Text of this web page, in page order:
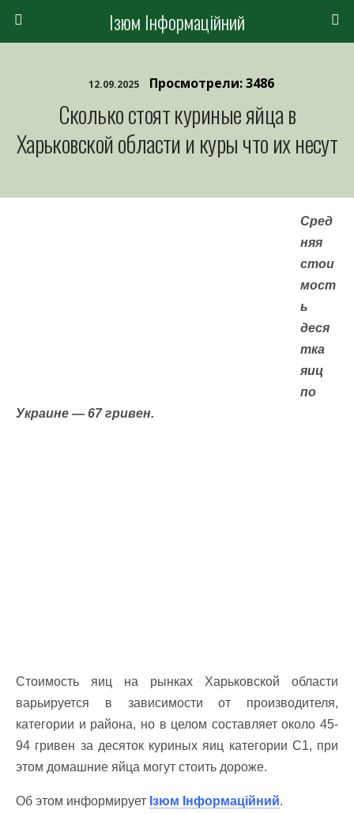
Ізюм Інформаційний
12.09.2025 Просмотрели: 3486
Сколько стоят куриные яйца в
Харьковской области и куры что их несут
Сред
няя
стои
мост
ь
деся
тка
яиц
по
Украине — 67 гривен.
Стоимость яиц на рынках Харьковской области
варьируется в зависимости от производителя,
категории и района, но в целом составляет около 45-
94 гривен за десяток куриных яиц категории С1, при
этом домашние яйца могут стоить дороже.
Об этом информирует Ізюм Інформаційний.